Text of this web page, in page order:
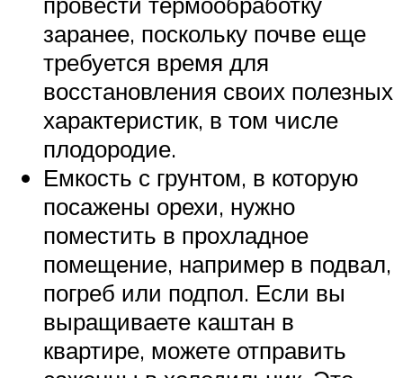
заранее, поскольку почве еще
требуется время для
восстановления своих полезных
характеристик, в том числе
плодородие.
Емкость с грунтом, в которую
посажены орехи, нужно
поместить в прохладное
помещение, например в подвал,
погреб или подпол. Если вы
выращиваете каштан в
квартире, можете отправить